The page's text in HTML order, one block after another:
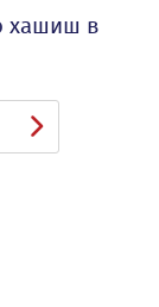
хашиш в